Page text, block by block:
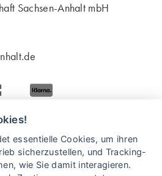
Sachsen-Anhalt mbH
essentielle Cookies, um ihren
sicherzustellen, und Tracking-
wie Sie damit interagieren.